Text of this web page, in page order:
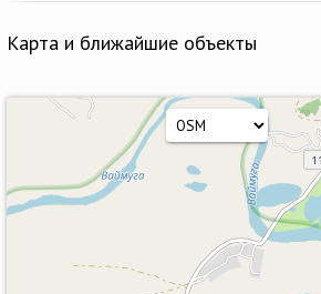
Карта и ближайшие объекты